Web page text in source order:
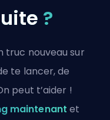
?
truc nouveau sur
te lancer, de
peut t’aider !
maintenant et